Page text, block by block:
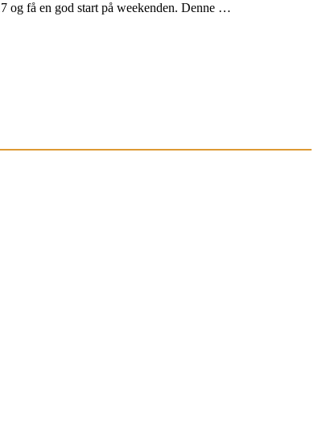
og få en god start på weekenden. Denne …